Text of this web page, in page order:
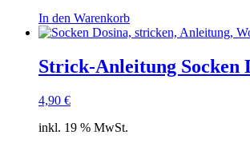
In den Warenkorb
Strick-Anleitung Socken
4,90 €
inkl. 19 % MwSt.